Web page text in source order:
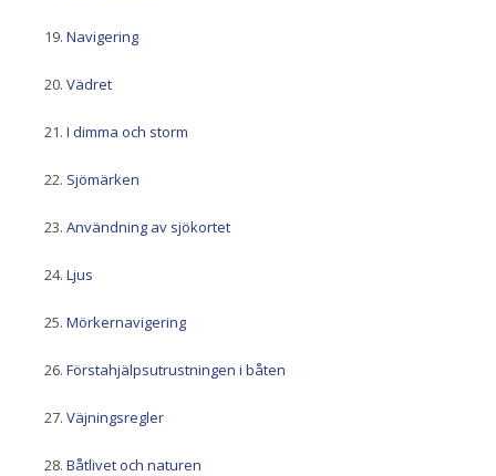
Navigering
Vädret
I dimma och storm
Sjömärken
Användning av sjökortet
Ljus
Mörkernavigering
Förstahjälpsutrustningen i båten
Väjningsregler
Båtlivet och naturen